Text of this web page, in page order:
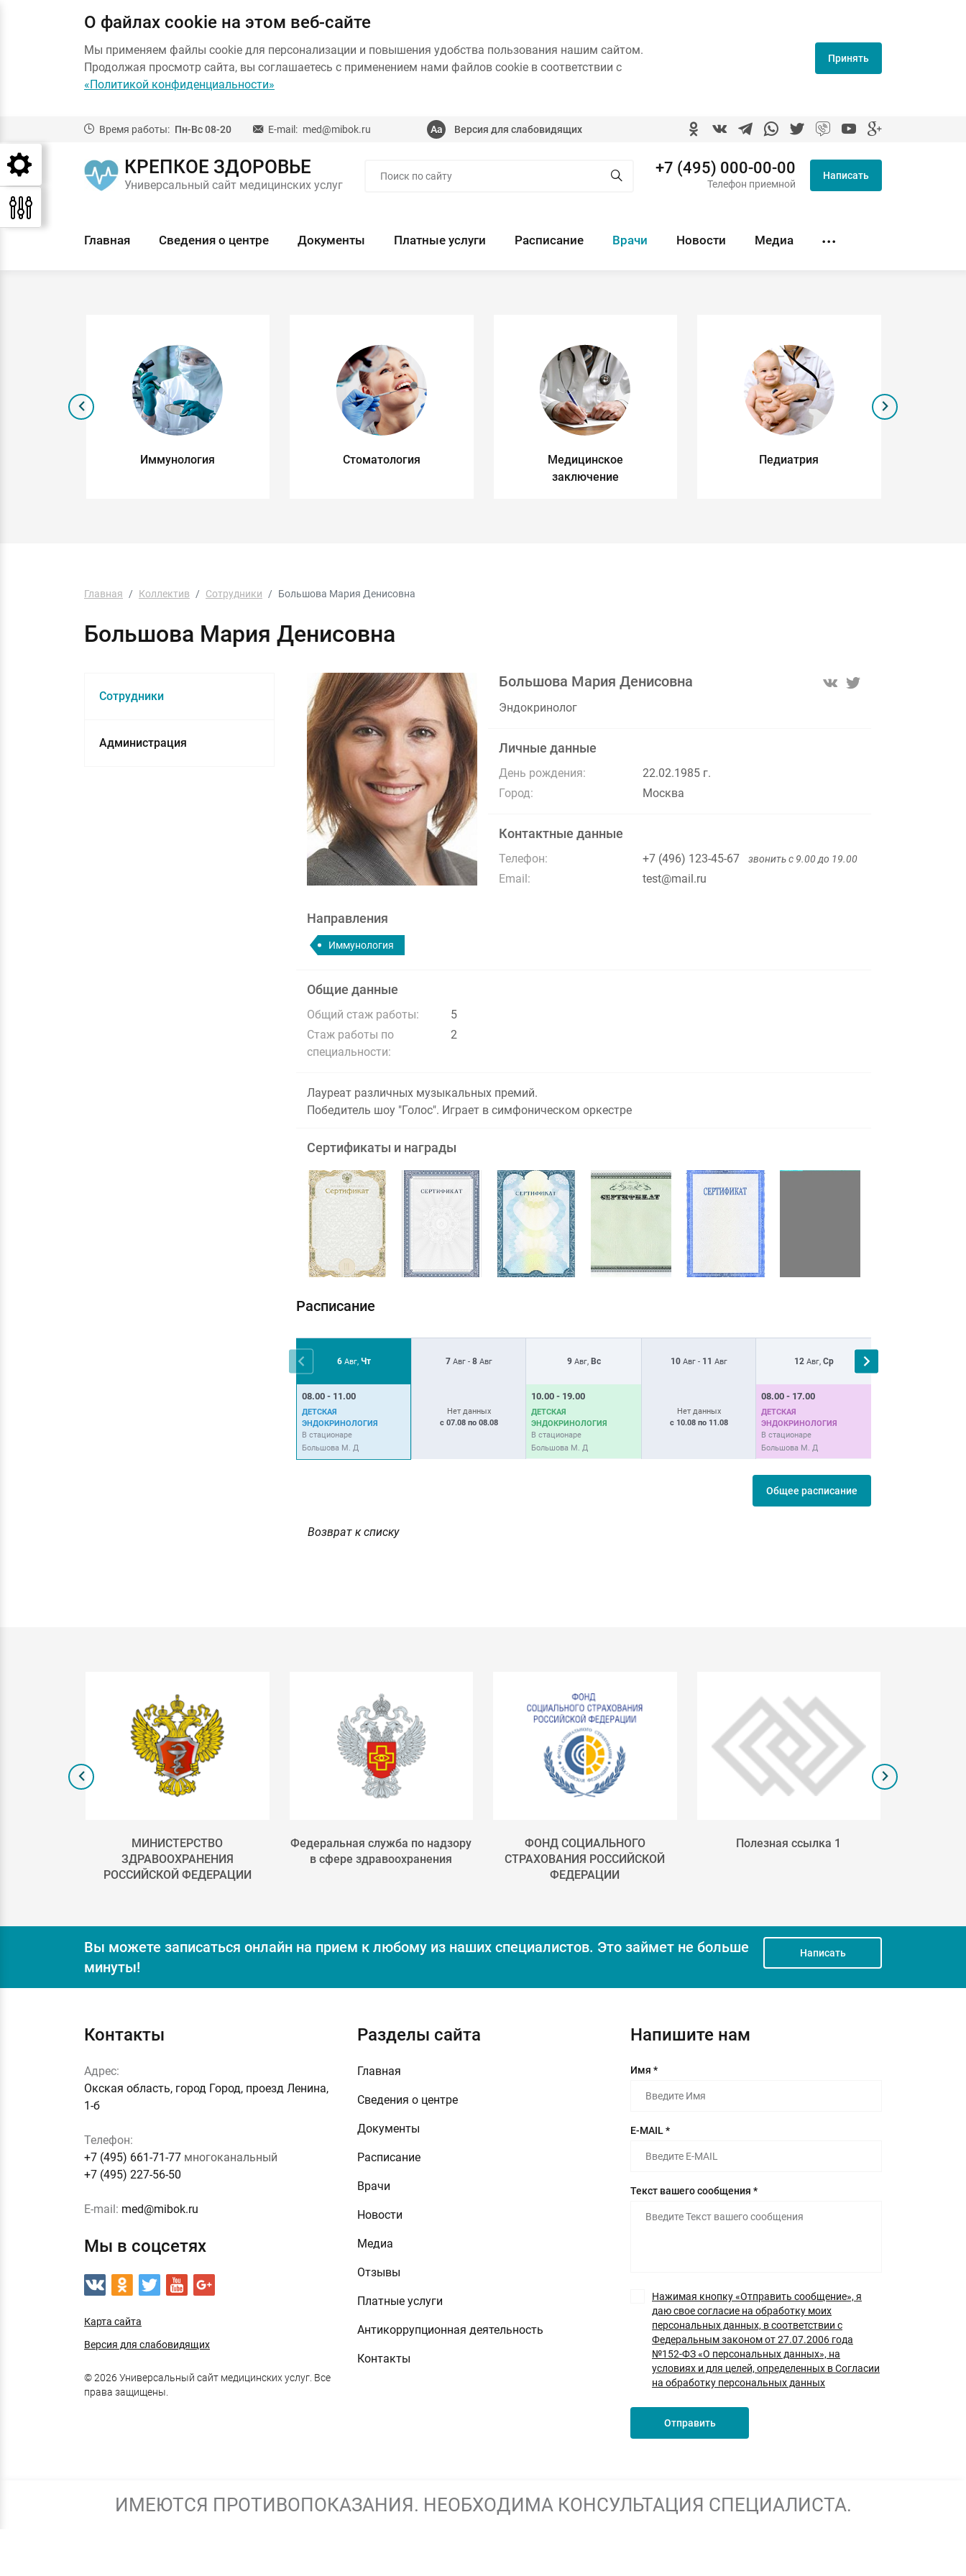
О файлах cookie на этом веб-сайте
Мы применяем файлы cookie для персонализации и повышения удобства пользования нашим сайтом.
Продолжая просмотр сайта, вы соглашаетесь с применением нами файлов cookie в соответствии с
«Политикой конфиденциальности»
Принять
Время работы: Пн-Вс 08-20 E-mail: med@mibok.ru Версия для слабовидящих
КРЕПКОЕ ЗДОРОВЬЕ
Универсальный сайт медицинских услуг
+7 (495) 000-00-00
Телефон приемной
Написать
Главная Сведения о центре Документы Платные услуги Расписание Врачи Новости Медиа
Иммунология Стоматология
Медицинское
заключение
Педиатрия
Главная Коллектив Сотрудники Большова Мария Денисовна
Большова Мария Денисовна
Сотрудники
Администрация
Большова Мария Денисовна
Эндокринолог
Личные данные
День рождения:
22.02.1985 г.
Город:
Москва
Контактные данные
Телефон: +7 (496) 123-45-67 звонить с 9.00 до 19.00
Email: test@mail.ru
Направления
Иммунология
Общие данные
Общий стаж работы:
5
Стаж работы по
специальности:
2
Лауреат различных музыкальных премий.
Победитель шоу "Голос". Играет в симфоническом оркестре
Сертификаты и награды
Расписание
6Авг, Чт 7Авг - 8Авг 9 Авг, Вс 10Авг - 11 Авг 12 Авг, Ср
08.00 - 11.00
ДЕТСКАЯ
ЭНДОКРИНОЛОГИЯ
В стационаре
Большова М. Д
Нет данных
с 07.08 по 08.08
10.00 - 19.00
ДЕТСКАЯ
ЭНДОКРИНОЛОГИЯ
В стационаре
Большова М. Д
Нет данных
с 10.08 по 11.08
08.00 - 17.00
ДЕТСКАЯ
ЭНДОКРИНОЛОГИЯ
В стационаре
Большова М. Д
Общее расписание
Возврат к списку
МИНИСТЕРСТВО
ЗДРАВООХРАНЕНИЯ
РОССИЙСКОЙ ФЕДЕРАЦИИ
Федеральная служба по надзору
в сфере здравоохранения
ФОНД СОЦИАЛЬНОГО
СТРАХОВАНИЯ РОССИЙСКОЙ
ФЕДЕРАЦИИ
Полезная ссылка 1
Вы можете записаться онлайн на прием к любому из наших специалистов. Это займет не больше
минуты!
Написать
Контакты
Адрес:
Окская область, город Город, проезд Ленина,
1-б
Телефон:
+7 (495) 661-71-77 многоканальный
+7 (495) 227-56-50
E-mail: med@mibok.ru
Мы в соцсетях
Карта сайта
Версия для слабовидящих
© 2026 Универсальный сайт медицинских услуг. Все
права защищены.
Разделы сайта
Главная
Сведения о центре
Документы
Расписание
Врачи
Новости
Медиа
Отзывы
Платные услуги
Антикоррупционная деятельность
Контакты
Напишите нам
Имя *
E-MAIL *
Текст вашего сообщения *
Нажимая кнопку «Отправить сообщение», я
даю свое согласие на обработку моих
персональных данных, в соответствии с
Федеральным законом от 27.07.2006 года
№152-ФЗ «О персональных данных», на
условиях и для целей, определенных в Согласии
на обработку персональных данных
Отправить
Работает на: Мибок: Универсальный сайт медицинских услуг
ИМЕЮТСЯ ПРОТИВОПОКАЗАНИЯ. НЕОБХОДИМА КОНСУЛЬТАЦИЯ СПЕЦИАЛИСТА.